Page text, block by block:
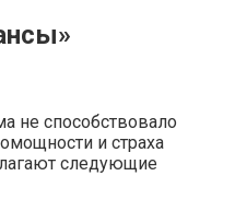
не способствовало
и страха
следующие